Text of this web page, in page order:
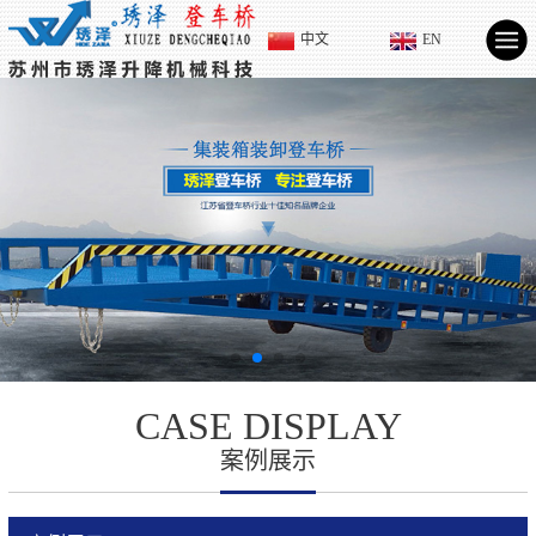
中文 EN
CASE DISPLAY
案例展示